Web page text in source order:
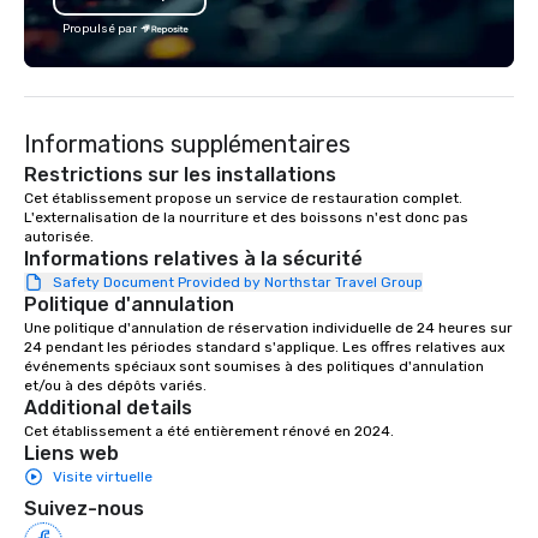
and unparalleled event rental support,
it’s clear that weddings move and
whatever its form, it’s a Beautiful
relationships that bring people
together, and support all wedding
couples throughout our communities.
We’re huge fans of socials and
celebrations where people share
laughter and find joy. From birthdays,
to anniversaries, to graduations and
more, Premiere will bring the basics
you need to the party, and provide the
‘frills’ you want to help realize your
event dreams. If on the other hand,
you’re wanting to ‘get down to
business’, we can handle your wants
and needs equally well. We’re in
business too, and we know you’re
looking for the best rental and event
Propulsé par
Informations supplémentaires
Restrictions sur les installations
Cet établissement propose un service de restauration complet.
L'externalisation de la nourriture et des boissons n'est donc pas
autorisée.
Informations relatives à la sécurité
Safety Document Provided by Northstar Travel Group
Politique d'annulation
Une politique d'annulation de réservation individuelle de 24 heures sur
24 pendant les périodes standard s'applique. Les offres relatives aux
événements spéciaux sont soumises à des politiques d'annulation
et/ou à des dépôts variés.
Additional details
Cet établissement a été entièrement rénové en 2024.
Liens web
Visite virtuelle
Suivez-nous